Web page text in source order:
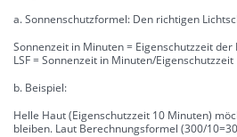
a. Sonnenschutzformel: Den richtigen
Sonnenzeit in Minuten = Eigenschutzzeit der
LSF = Sonnenzeit in Minuten/Eigenschutzzeit
b. Beispiel:
Helle Haut (Eigenschutzzeit 10 Minuten)
bleiben. Laut Berechnungsformel (300/